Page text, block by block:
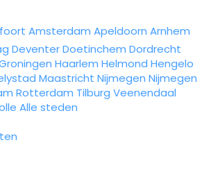
Amsterdam Apeldoorn Arnhem
DeventerDoetinchem Dordrecht
Haarlem Helmond Hengelo
Maastricht Nijmegen Nijmegen
Rotterdam Tilburg Veenendaal
Alle steden